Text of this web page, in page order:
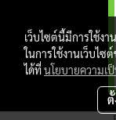
เว็บไซต์นี้มีการใช้ง
ในการใช้งานเว็บไซ
ได้ที่นโยบายความเ
ตั้